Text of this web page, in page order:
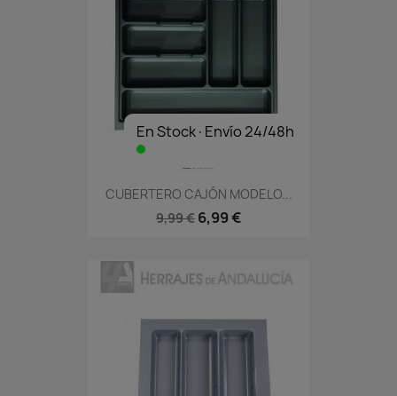
En Stock·Envío 24/48h
CUBERTERO CAJÓN MODELO...
9,99 € 6,99 €